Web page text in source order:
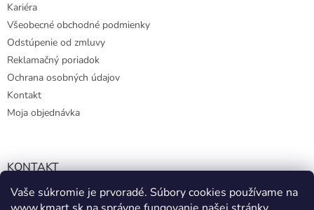
Vaše súkromie je prvoradé. Súbory cookies používame na
Kariéra
Všeobecné obchodné podmienky
Odstúpenie od zmluvy
Reklamačný poriadok
Ochrana osobných údajov
Kontakt
Moja objednávka
KONTAKT
info@kmart.sk